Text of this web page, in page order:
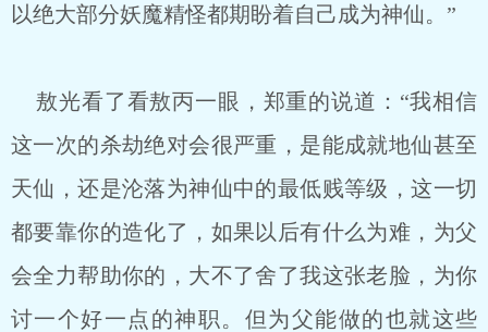
以绝大部分妖魔精怪都期盼着自己成为神仙。”
敖光看了看敖丙一眼，郑重的说道：“我相信
这一次的杀劫绝对会很严重，是能成就地仙甚至
天仙，还是沦落为神仙中的最低贱等级，这一切
都要靠你的造化了，如果以后有什么为难，为父
会全力帮助你的，大不了舍了我这张老脸，为你
讨一个好一点的神职。但为父能做的也就这些